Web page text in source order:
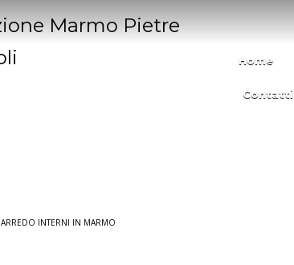
Home
Contatti
ARREDO INTERNI IN MARMO